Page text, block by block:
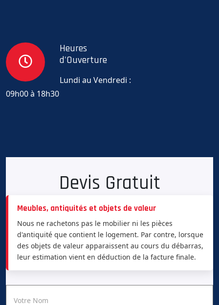
Heures
d'Ouverture
Lundi au Vendredi :
09h00 à 18h30
Devis Gratuit
Meubles, antiquités et objets de valeur
Nous ne rachetons pas le mobilier ni les pièces
d'antiquité que contient le logement. Par contre, lorsque
des objets de valeur apparaissent au cours du débarras,
leur estimation vient en déduction de la facture finale.